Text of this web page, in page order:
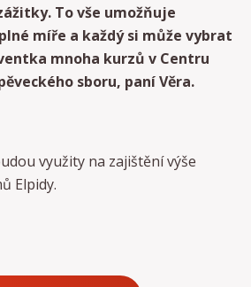
To vše umožňuje
míře a každý si může vybrat
mnoha kurzů v Centru
sboru, paní Věra.
využity na zajištění výše
Elpidy.